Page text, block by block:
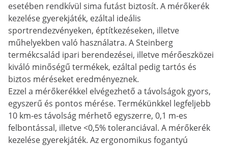
esetében rendkívül sima futást biztosít. A mérőkerék
kezelése gyerekjáték, ezáltal ideális
sportrendezvényeken, éptítkezéseken, illetve
műhelyekben való használatra. A Steinberg
termékcsalád ipari berendezései, illetve mérőeszközei
kiváló minőségű termékek, ezáltal pedig tartós és
biztos méréseket eredményeznek.
Ezzel a mérőkerékkel elvégezhető a távolságok gyors,
egyszerű és pontos mérése. Termékünkkel legfeljebb
10 km-es távolság mérhető egyszerre, 0,1 m-es
felbontással, illetve <0,5% toleranciával. A mérőkerék
kezelése gyerekjáték. Az ergonomikus fogantyú